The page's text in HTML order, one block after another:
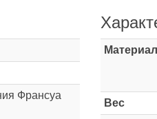
Франсуа
Материал
Вес